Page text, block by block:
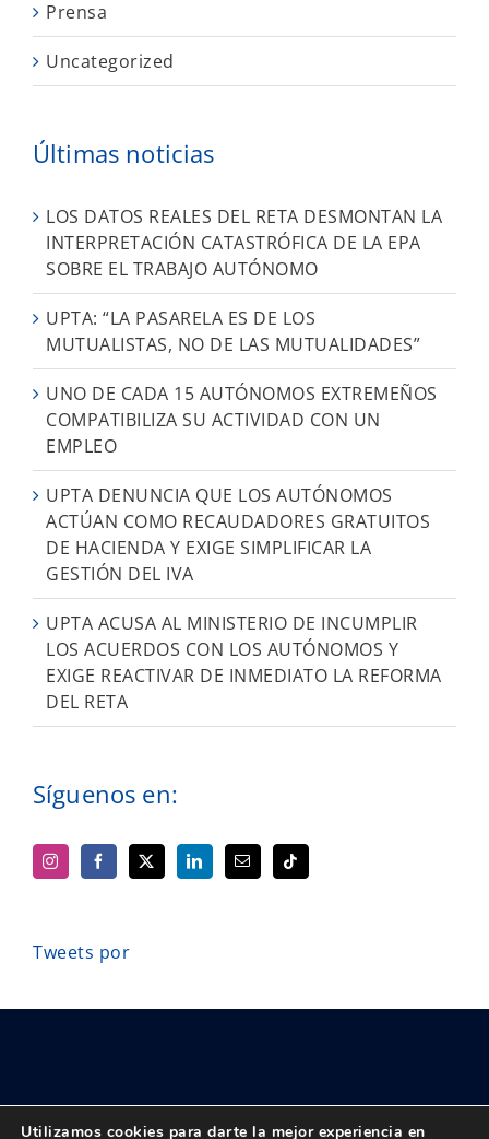
Prensa
Uncategorized
Últimas noticias
LOS DATOS REALES DEL RETA DESMONTAN LA
INTERPRETACIÓN CATASTRÓFICA DE LA EPA
SOBRE EL TRABAJO AUTÓNOMO
UPTA: “LA PASARELA ES DE LOS
MUTUALISTAS, NO DE LAS MUTUALIDADES”
UNO DE CADA 15 AUTÓNOMOS EXTREMEÑOS
COMPATIBILIZA SU ACTIVIDAD CON UN
EMPLEO
UPTA DENUNCIA QUE LOS AUTÓNOMOS
ACTÚAN COMO RECAUDADORES GRATUITOS
DE HACIENDA Y EXIGE SIMPLIFICAR LA
GESTIÓN DEL IVA
UPTA ACUSA AL MINISTERIO DE INCUMPLIR
LOS ACUERDOS CON LOS AUTÓNOMOS Y
EXIGE REACTIVAR DE INMEDIATO LA REFORMA
DEL RETA
Síguenos en:
Tweets por
Utilizamos cookies para darte la mejor experiencia en